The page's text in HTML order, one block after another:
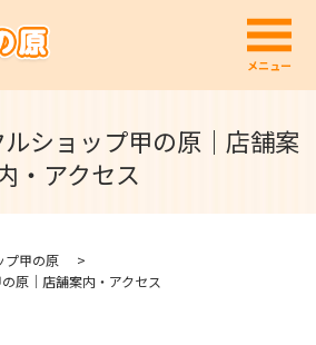
メ
メニュー
ショップ甲の原｜店舗案
・アクセス
プ甲の原
原｜店舗案内・アクセス